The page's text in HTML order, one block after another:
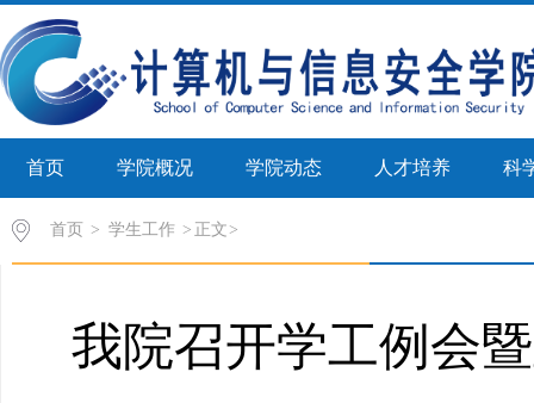
首页 学院概况 学院动态 人才培养 科
首页 > 学生工作 > 正文
我院召开学工例会